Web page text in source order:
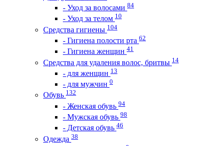
- Уход за волосами 84
- Уход за телом 10
Средства гигиены 104
- Гигиена полости рта 62
- Гигиена женщин 41
Средства для удаления волос, бритвы 14
- для женщин 13
- для мужчин 0
Обувь 132
- Женская обувь 94
- Мужская обувь 98
- Детская обувь 46
Одежда 38